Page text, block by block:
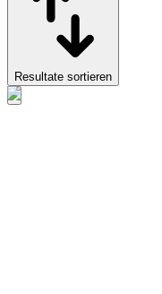
Resultate sortieren